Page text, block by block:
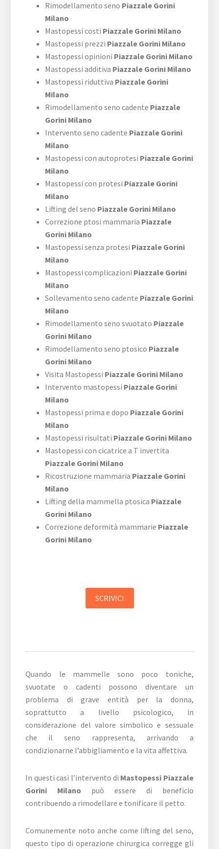
Rimodellamento seno Piazzale Gorini
Milano
Mastopessi costi Piazzale Gorini Milano
Mastopessi prezzi Piazzale Gorini Milano
Mastopessi opinioni Piazzale Gorini Milano
Mastopessi additiva Piazzale Gorini Milano
Mastopessi riduttiva Piazzale Gorini
Milano
Rimodellamento seno cadente Piazzale
Gorini Milano
Intervento seno cadente Piazzale Gorini
Milano
Mastopessi con autoprotesi Piazzale Gorini
Milano
Mastopessi con protesi Piazzale Gorini
Milano
Lifting del seno Piazzale Gorini Milano
Correzione ptosi mammaria Piazzale
Gorini Milano
Mastopessi senza protesi Piazzale Gorini
Milano
Mastopessi complicazioni Piazzale Gorini
Milano
Sollevamento seno cadente Piazzale Gorini
Milano
Rimodellamento seno svuotato Piazzale
Gorini Milano
Rimodellamento seno ptosico Piazzale
Gorini Milano
Visita Mastopessi Piazzale Gorini Milano
Intervento mastopessi Piazzale Gorini
Milano
Mastopessi prima e dopo Piazzale Gorini
Milano
Mastopessi risultati Piazzale Gorini Milano
Mastopessi con cicatrice a T invertita
Piazzale Gorini Milano
Ricostruzione mammaria Piazzale Gorini
Milano
Lifting della mammella ptosica Piazzale
Gorini Milano
Correzione deformità mammarie Piazzale
Gorini Milano
SCRIVICI
Quando le mammelle sono poco toniche,
svuotate o cadenti possono diventare un
problema di grave entità per la donna,
soprattutto a livello psicologico, in
considerazione del valore simbolico e sessuale
che il seno rappresenta, arrivando a
condizionarne l’abbigliamento e la vita affettiva.
In questi casi l’intervento di Mastopessi Piazzale
Gorini Milano può essere di beneficio
contribuendo a rimodellare e tonificare il petto.
Comunemente noto anche come lifting del seno,
questo tipo di operazione chirurgica corregge gli